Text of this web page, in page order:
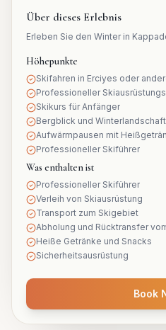
Über dieses Erlebnis
Erleben Sie den Winter in
Höhepunkte
Skifahren in Erciyes oder
Professioneller
Skikurs für Anfänger
Bergblick und
Aufwärmpausen mit
Professioneller Skiführer
Was enthalten ist
Professioneller Skiführer
Verleih von Skiausrüstung
Transport zum Skigebiet
Abholung und Rücktransfer
Heiße Getränke und Snacks
Sicherheitsausrüstung
Book